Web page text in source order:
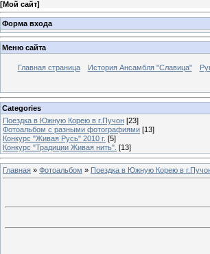
[Мой сайт]
Форма входа
Меню сайта
Главная страница История Ансамбля "Славица"
Categories
Поездка в Южную Корею в г.Пучон [23]
Фотоальбом с разными фотографиями [13]
Конкурс "Живая Русь" 2010 г. [5]
Конкурс "Традиции Живая нить". [13]
Главная » Фотоальбом » Поездка в Южную Корею в